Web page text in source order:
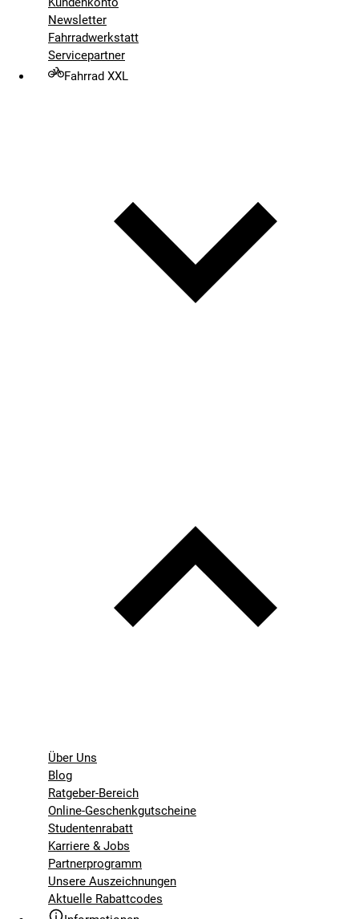
Newsletter
Fahrradwerkstatt
Servicepartner
Fahrrad XXL
Über Uns
Blog
Ratgeber-Bereich
Online-Geschenkgutscheine
Studentenrabatt
Karriere & Jobs
Partnerprogramm
Unsere Auszeichnungen
Aktuelle Rabattcodes